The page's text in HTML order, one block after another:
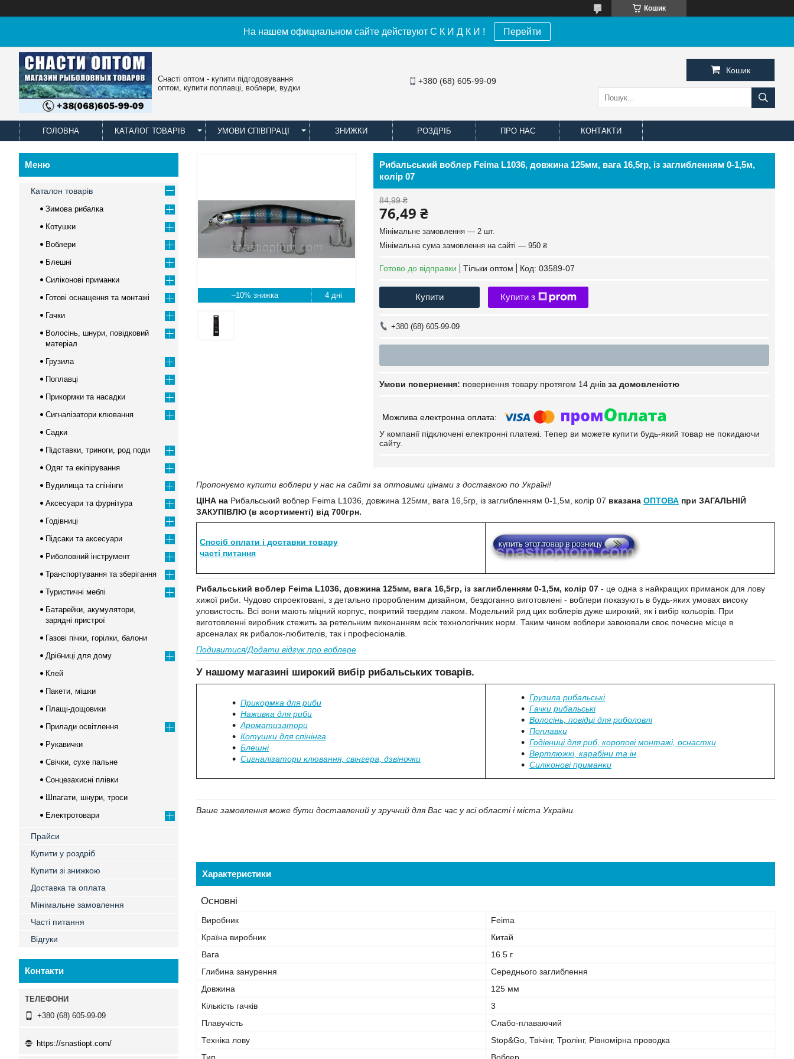
Кошик
На нашем официальном сайте действуют С К И Д К И ! Перейти
Снасті оптом - купити підгодовування
оптом, купити поплавці, воблери, вудки
+380 (68) 605-99-09
Кошик
ГОЛОВНА КАТАЛОГ ТОВАРІВ УМОВИ СПІВПРАЦІ ЗНИЖКИ РОЗДРІБ ПРО НАС КОНТАКТИ
–10% 4 дні
Рибальський воблер Feima L1036, довжина 125мм, вага 16,5гр, із заглибленням 0-1,5м,
колір 07
84,99 ₴
76,49 ₴
Мінімальне замовлення — 2 шт.
Мінімальна сума замовлення на сайті — 950 ₴
Готово до відправки Тільки оптом Код: 03589-07
Купити Купити з
+380 (68) 605-99-09
повернення товару протягом 14 днів за домовленістю
У компанії підключені електронні платежі. Тепер ви можете купити будь-який товар не покидаючи
сайту.
Пропонуємо купити воблери у нас на сайті за оптовими цінами з доставкою по Україні!
ЦІНА на Рибальський воблер Feima L1036, довжина 125мм, вага 16,5гр, із заглибленням 0-1,5м, колір 07 вказана ОПТОВА при ЗАГАЛЬНІЙ
ЗАКУПІВЛЮ (в асортименті) від 700грн.
Спосіб оплати і доставки товару
часті питання
Рибальський воблер Feima L1036, довжина 125мм, вага 16,5гр, із заглибленням 0-1,5м, колір 07 - це одна з найкращих приманок для лову
хижої риби. Чудово спроектовані, з детально проробленим дизайном, бездоганно виготовлені - воблери показують в будь-яких умовах високу
уловистость. Всі вони мають міцний корпус, покритий твердим лаком. Модельний ряд цих воблерів дуже широкий, як і вибір кольорів. При
виготовленні виробник стежить за ретельним виконанням всіх технологічних норм. Таким чином воблери завоювали своє почесне місце в
арсеналах як рибалок-любителів, так і професіоналів.
Подивитися/Додати відгук про воблере
У нашому магазині широкий вибір рибальських товарів.
Прикормка для риби
Наживка для риби
Ароматизатори
Котушки для спінінга
Блешні
Сигналізатори клювання, свінгера, дзвіночки
Грузила рибальські
Гачки рибальські
Волосінь, повідці для риболовлі
Поплавки
Годівниці для риб, коропові монтажі, оснастки
Вертлюжкі, карабіни та ін
Силіконові приманки
Ваше замовлення може бути доставлений у зручний для Вас час у всі області і міста України.
Характеристики
Основні
Виробник
Feima
Країна виробник
Китай
Вага
16.5 г
Глибина занурення
Середнього заглиблення
Довжина
125 мм
Кількість гачків
3
Плавучість
Слабо-плаваючий
Техніка лову
Stop&Go, Твічінг, Тролінг, Рівномірна проводка
Каталон товарів
Зимова рибалка
Котушки
Воблери
Блешні
Силіконові приманки
Готові оснащення та монтажі
Гачки
Волосінь, шнури, повідковий
матеріал
Грузила
Поплавці
Прикормки та насадки
Сигналізатори клювання
Садки
Підставки, триноги, род поди
Одяг та екіпірування
Вудилища та спінінги
Аксесуари та фурнітура
Годівниці
Підсаки та аксесуари
Риболовний інструмент
Транспортування та зберігання
Туристичні меблі
Батарейки, акумулятори,
зарядні пристрої
Газові пічки, горілки, балони
Дрібниці для дому
Клей
Пакети, мішки
Плащі-дощовики
Прилади освітлення
Рукавички
Свічки, сухе пальне
Сонцезахисні плівки
Шпагати, шнури, троси
Електротовари
Прайси
Купити у роздріб
Купити зі знижкою
Доставка та оплата
Мінімальне замовлення
Часті питання
Відгуки
Контакти
+380 (68) 605-99-09
https://snastiopt.com/